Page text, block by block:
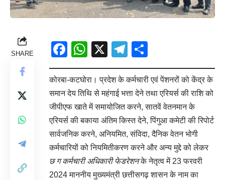
SHARE Facebook
WhatsApp
X Telegram
कोरबा-कटघोरा। प्रदेश के कर्मचारी एवं पेंशनरों को केंद्र के
समान देय तिथि से महंगाई भत्ता देने तथा एरियर्स की राशि को
जीपीएफ खाते में समायोजित करने, सातवें वेतनमान के
एरियर्स की बकाया अंतिम किस्त देने, पिंगुआ कमेटी की रिपोर्ट
सार्वजनिक करने, अनियमित, संविदा, दैनिक वेतन भोगी
कर्मचारियों को नियमितीकरण करने और अन्य मुद्दे को लेकर
छ ग कर्मचारी अधिकारी फेडरेशनके नेतृत्व में 23 फरवरी
2024 माननीय मुख्यमंत्री छत्तीसगढ़ शासन के नाम का